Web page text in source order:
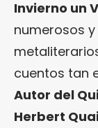
Invierno un
numerosos
cuentos tan
Autor del
Herbert